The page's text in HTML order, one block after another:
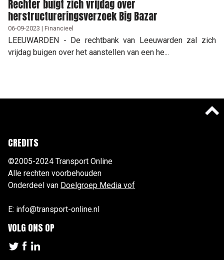
Rechter buigt zich vrijdag over
herstructureringsverzoek Big Bazar
06-09-2023 | Financieel
LEEUWARDEN - De rechtbank van Leeuwarden zal zich
vrijdag buigen over het aanstellen van een he...
CREDITS
©2005-2024 Transport Online
Alle rechten voorbehouden
Onderdeel van Doelgroep Media vof
E: info@transport-online.nl
VOLG ONS OP